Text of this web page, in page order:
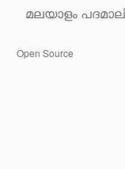
മലയാളം
Open Source